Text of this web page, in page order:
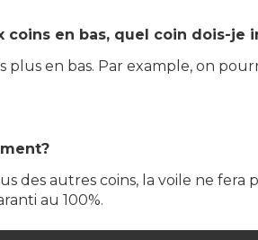
en bas, quel coin dois-je
en bas. Par example, on
autres coins, la voile ne fera
au 100%.